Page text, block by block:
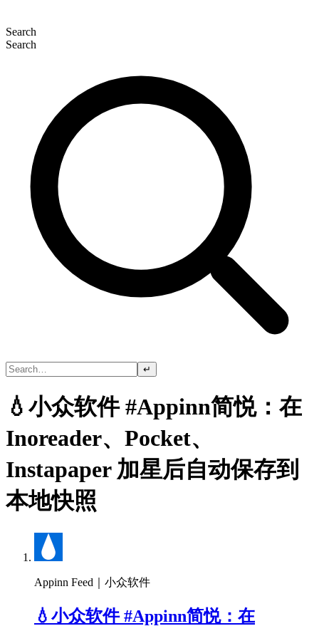
Search
Search
↵
💧小众软件 #Appinn简悦：在
Inoreader、Pocket、
Instapaper 加星后自动保存到
本地快照
Appinn Feed｜小众软件
💧小众软件 #Appinn简悦：在